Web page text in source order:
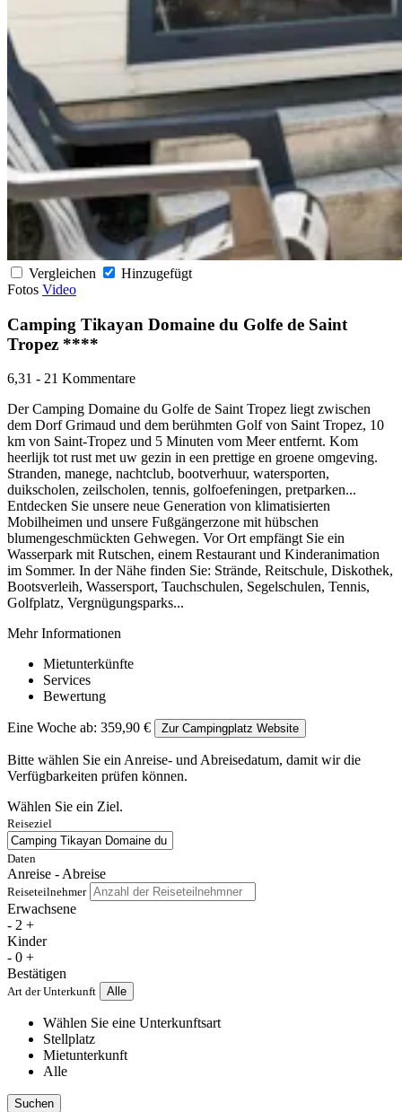
Vergleichen
Hinzugefügt
Fotos Video
Camping Tikayan Domaine du Golfe de Saint
Tropez ****
6,31 - 21 Kommentare
Der Camping Domaine du Golfe de Saint Tropez liegt zwischen
dem Dorf Grimaud und dem berühmten Golf von Saint Tropez, 10
km von Saint-Tropez und 5 Minuten vom Meer entfernt. Kom
heerlijk tot rust met uw gezin in een prettige en groene omgeving.
Stranden, manege, nachtclub, bootverhuur, watersporten,
duikscholen, zeilscholen, tennis, golfoefeningen, pretparken...
Entdecken Sie unsere neue Generation von klimatisierten
Mobilheimen und unsere Fußgängerzone mit hübschen
blumengeschmückten Gehwegen. Vor Ort empfängt Sie ein
Wasserpark mit Rutschen, einem Restaurant und Kinderanimation
im Sommer. In der Nähe finden Sie: Strände, Reitschule, Diskothek,
Bootsverleih, Wassersport, Tauchschulen, Segelschulen, Tennis,
Golfplatz, Vergnügungsparks...
Mehr Informationen
Mietunterkünfte
Services
Bewertung
Eine Woche ab: 359,90 € Zur Campingplatz Website
Bitte wählen Sie ein Anreise- und Abreisedatum, damit wir die
Verfügbarkeiten prüfen können.
Wählen Sie ein Ziel.
Reiseziel
Daten
Anreise - Abreise
Reiseteilnehmer
Erwachsene
- 2 +
Kinder
- 0 +
Bestätigen
Art der Unterkunft Alle
Wählen Sie eine Unterkunftsart
Stellplatz
Mietunterkunft
Alle
Suchen